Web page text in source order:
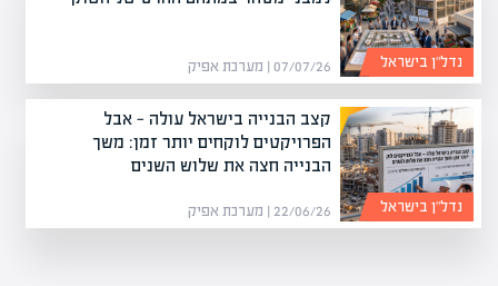
07/07/26 | מערכת אפיק נדל”ן בישראל
קצב הבנייה בישראל עולה — אבל
הפרויקטים לוקחים יותר זמן: משך
הבנייה חצה את שלוש השנים
22/06/26 | מערכת אפיק נדל”ן בישראל